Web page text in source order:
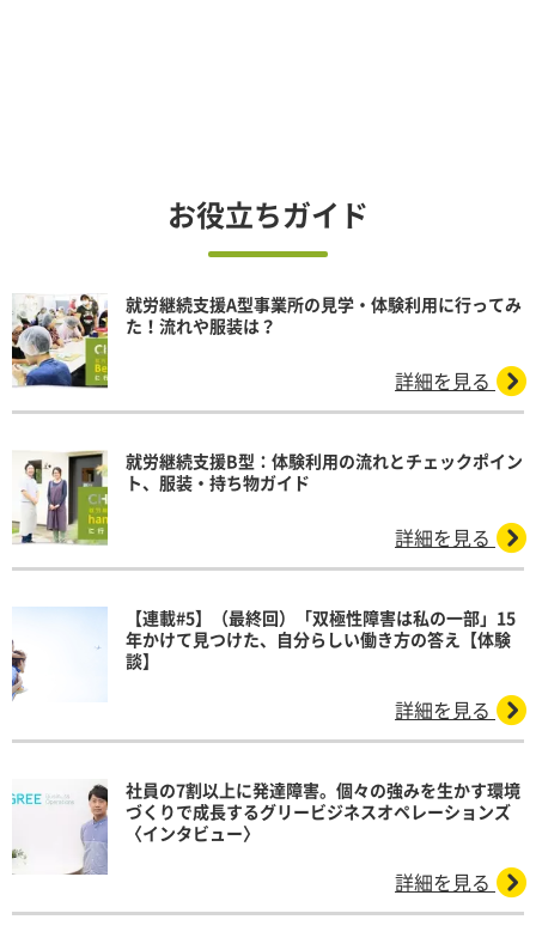
お役立ちガイド
就労継続支援A型事業所の見学・体験利用に行ってみ
た！流れや服装は？
詳細を見る
就労継続支援B型：体験利用の流れとチェックポイン
ト、服装・持ち物ガイド
詳細を見る
【連載#5】（最終回）「双極性障害は私の一部」15
年かけて見つけた、自分らしい働き方の答え【体験
談】
詳細を見る
社員の7割以上に発達障害。個々の強みを生かす環境
づくりで成長するグリービジネスオペレーションズ
〈インタビュー〉
詳細を見る